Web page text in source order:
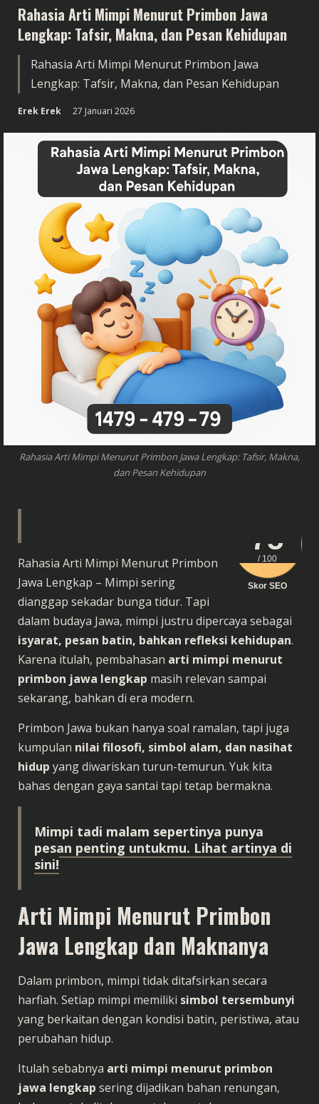
Rahasia Arti Mimpi Menurut Primbon Jawa
Lengkap: Tafsir, Makna, dan Pesan Kehidupan
Rahasia Arti Mimpi Menurut Primbon Jawa
Lengkap: Tafsir, Makna, dan Pesan Kehidupan
Erek Erek 27 Januari 2026
Rahasia Arti Mimpi Menurut Primbon Jawa Lengkap: Tafsir, Makna,
dan Pesan Kehidupan
75
/ 100
Skor SEO
Rahasia Arti Mimpi Menurut Primbon
Jawa Lengkap – Mimpi sering
dianggap sekadar bunga tidur. Tapi
dalam budaya Jawa, mimpi justru dipercaya sebagai
isyarat, pesan batin, bahkan refleksi kehidupan.
Karena itulah, pembahasan arti mimpi menurut
primbon jawa lengkap masih relevan sampai
sekarang, bahkan di era modern.
Primbon Jawa bukan hanya soal ramalan, tapi juga
kumpulan nilai filosofi, simbol alam, dan nasihat
hidup yang diwariskan turun-temurun. Yuk kita
bahas dengan gaya santai tapi tetap bermakna.
Mimpi tadi malam sepertinya punya
pesan penting untukmu. Lihat artinya di
sini!
Arti Mimpi Menurut Primbon
Jawa Lengkap dan Maknanya
Dalam primbon, mimpi tidak ditafsirkan secara
harfiah. Setiap mimpi memiliki simbol tersembunyi
yang berkaitan dengan kondisi batin, peristiwa, atau
perubahan hidup.
Itulah sebabnya arti mimpi menurut primbon
jawa lengkap sering dijadikan bahan renungan,